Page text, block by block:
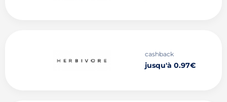
cashback
jusqu'à 0.97€